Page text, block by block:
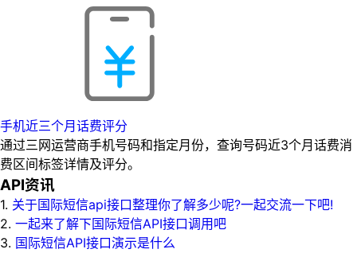
手机近三个月话费评分
通过三网运营商手机号码和指定月份，查询号码近3个月话费消
费区间标签详情及评分。
API资讯
1. 关于国际短信api接口整理你了解多少呢?一起交流一下吧!
2. 一起来了解下国际短信API接口调用吧
3. 国际短信API接口演示是什么